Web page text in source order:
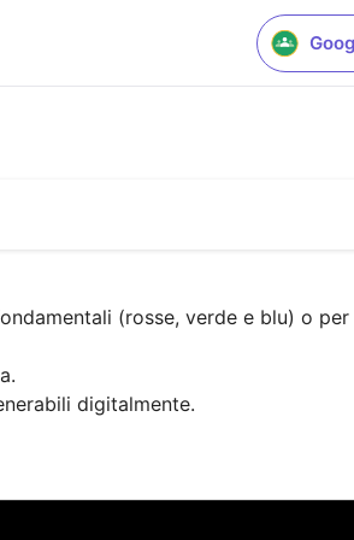
(rosse, verde e blu) o
digitalmente.